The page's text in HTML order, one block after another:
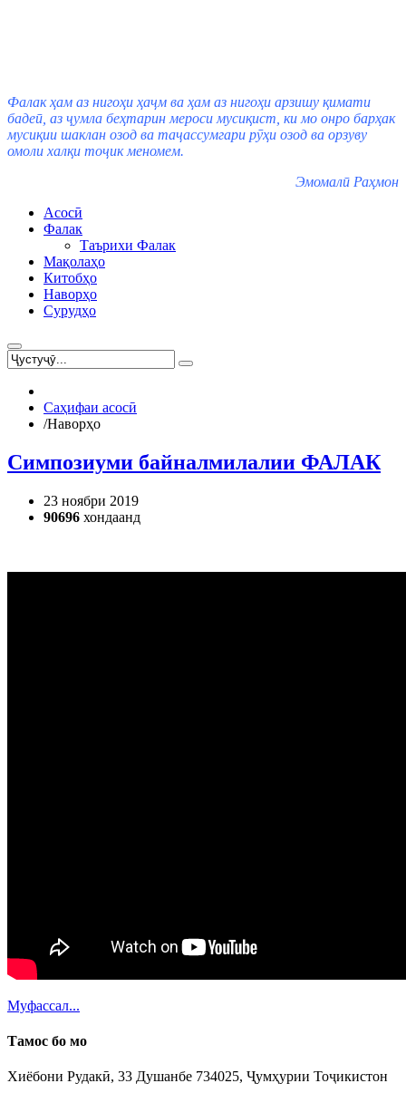
Фалак ҳам аз нигоҳи ҳаҷм ва ҳам аз нигоҳи арзишу қимати
бадеӣ, аз ҷумла беҳтарин мероси мусиқист, ки мо онро барҳак
мусиқии шаклан озод ва таҷассумгари рӯҳи озод ва орзуву
омоли халқи тоҷик меномем.
Эмомалӣ Раҳмон
Асосӣ
Фалак
Таърихи Фалак
Мақолаҳо
Китобҳо
Наворҳо
Сурудҳо
Саҳифаи асосӣ
/Наворҳо
Симпозиуми байналмилалии ФАЛАК
23 ноябри 2019
90696 хондаанд
Муфассал...
Тамос бо мо
Хиёбони Рудакӣ, 33 Душанбе 734025, Ҷумҳурии Тоҷикистон